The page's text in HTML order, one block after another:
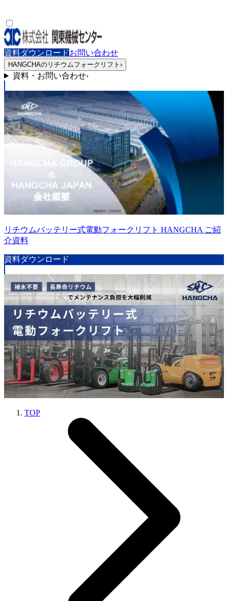
資料ダウンロードお問い合わせ
HANGCHAのリチウムフォークリフト ›
資料・お問い合わせ›
リチウムバッテリー式電動フォークリフト HANGCHA ご紹
介資料
資料ダウンロード
TOP